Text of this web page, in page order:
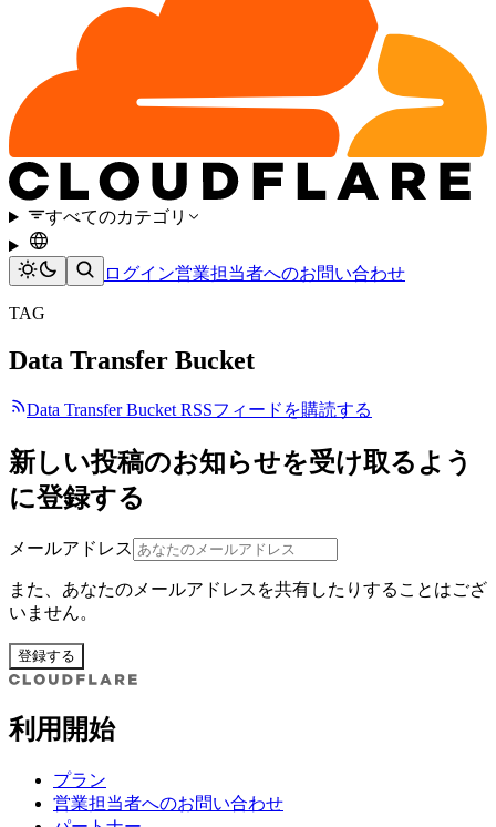
すべてのカテゴリ
ログイン営業担当者へのお問い合わせ
TAG
Data Transfer Bucket
Data Transfer Bucket RSSフィードを購読する
新しい投稿のお知らせを受け取るよう
に登録する
メールアドレス
また、あなたのメールアドレスを共有したりすることはござ
いません。
登録する
利用開始
プラン
営業担当者へのお問い合わせ